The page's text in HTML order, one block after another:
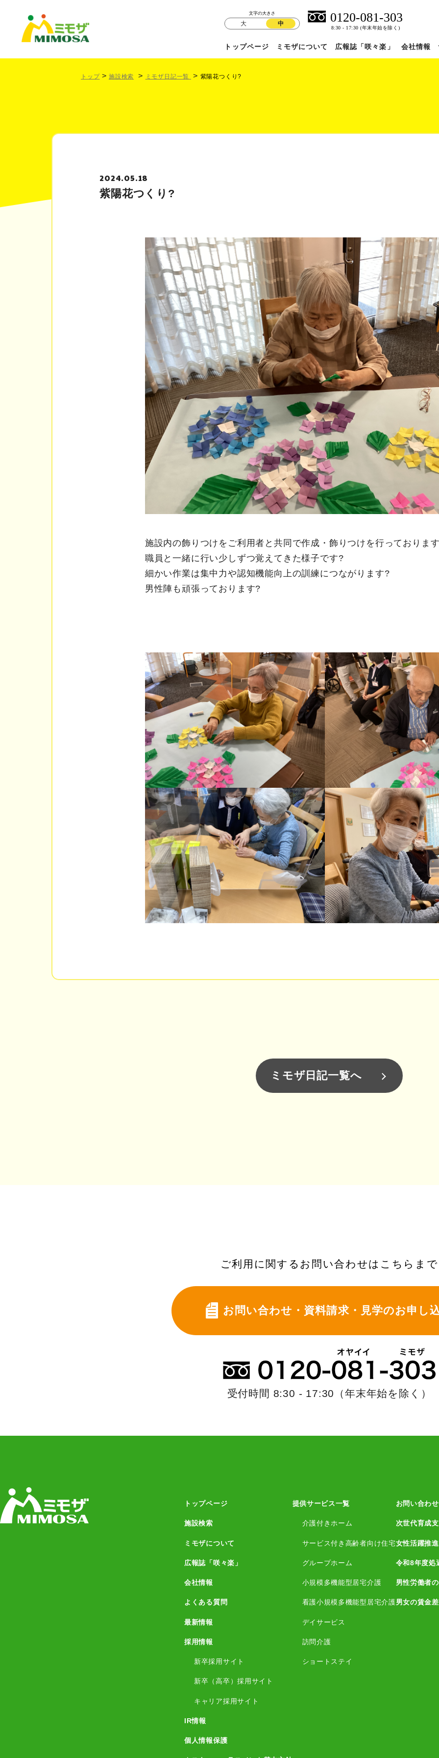
文字の大きさ
大 中
トップページ ミモザについて 広報誌「咲々楽」 会社情報
トップ 施設検索 ミモザ日記一覧 紫陽花つくり?
2024.05.18
紫陽花つくり?
施設内の飾りつけをご利用者と共同で作成・飾りつけを行っておりま
職員と一緒に行い少しずつ覚えてきた様子です?
細かい作業は集中力や認知機能向上の訓練につながります?
男性陣も頑張っております?
ミモザ日記一覧へ
ご利用に関するお問い合わせはこちらまで
お問い合わせ・資料請求・ 見学のお申し
受付時間 8:30 - 17:30 （年末年始を除く）
トップページ
施設検索
ミモザについて
広報誌「咲々楽」
会社情報
よくある質問
最新情報
採用情報
新卒採用サイト
新卒（高卒）採用サイト
キャリア採用サイト
IR情報
個人情報保護
提供サービス一覧
介護付きホーム
サービス付き高齢者向け住宅
グループホーム
小規模多機能型居宅介護
看護小規模多機能型居宅介護
デイサービス
訪問介護
ショートステイ
お問い合わ
次世代育成
女性活躍推
令和8年度処
男性労働者
男女の賃金